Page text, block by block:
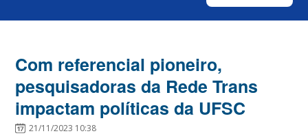
Com referencial pioneiro,
pesquisadoras da Rede Trans
impactam políticas da UFSC
21/11/2023 10:38